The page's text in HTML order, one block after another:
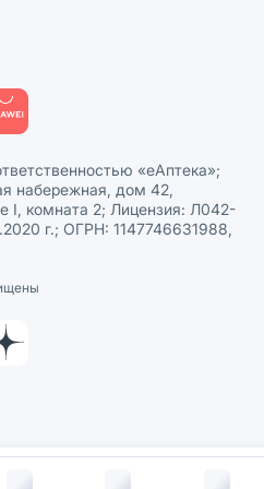
за
персональных данных
«еАптека»;
набережная, дом 42,
I, комната 2; Лицензия: Л042-
г.; ОГРН: 1147746631988,